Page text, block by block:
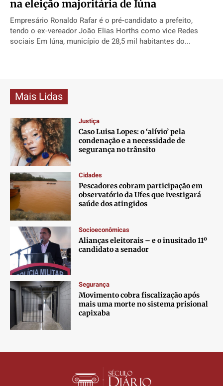
Privacidade
Privacidade
Privacidade
Privacidade
na eleição majoritária de Iúna
Empresário Ronaldo Rafar é o pré-candidato a prefeito,
tendo o ex-vereador João Elias Horths como vice Redes
sociais Em Iúna, município de 28,5 mil habitantes do...
Mais Lidas
Justiça
Caso Luisa Lopes: o ‘alívio’ pela
condenação e a necessidade de
segurança no trânsito
Cidades
Pescadores cobram participação em
observatório da Ufes que ivestigará
saúde dos atingidos
Socioeconômicas
Alianças eleitorais – e o inusitado 11º
candidato a senador
Segurança
Movimento cobra fiscalização após
mais uma morte no sistema prisional
capixaba